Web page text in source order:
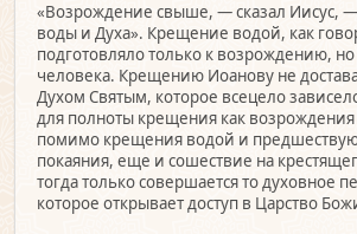
«Возрождение свыше, — сказал Иисус,
воды и Духа». Крещение водой, как
подготовляло только к возрождению,
человека. Крещению Иоанову не
Духом Святым, которое всецело
для полноты крещения как
помимо крещения водой и
покаяния, еще и сошествие на
тогда только совершается то духовное
которое открывает доступ в Царство